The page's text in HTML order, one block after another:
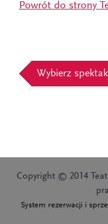
Powrót do strony
Copyright © 2014
System rezerwacji i